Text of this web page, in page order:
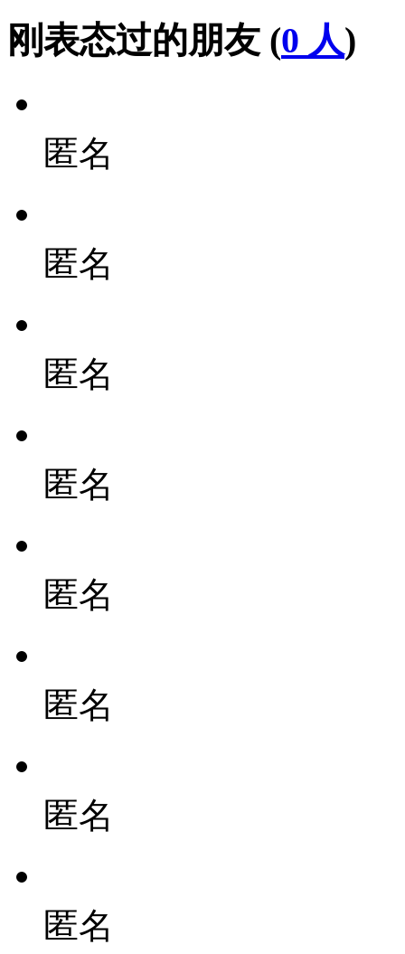
刚表态过的朋友 (0 人)
匿名
匿名
匿名
匿名
匿名
匿名
匿名
匿名